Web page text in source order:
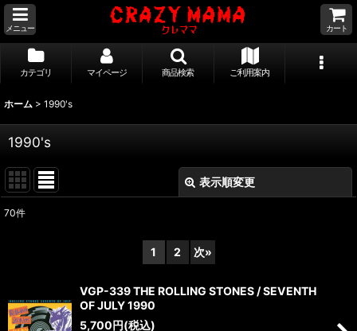
メニュー カート
カテゴリ マイページ 商品検索 ご利用案内
ホーム > 1990's
1990's
表示順変更
並び順:
70件
1 2 次»
VGP-339 THE ROLLING STONES / SEVENTH
OF JULY 1990
5,700円(税込)